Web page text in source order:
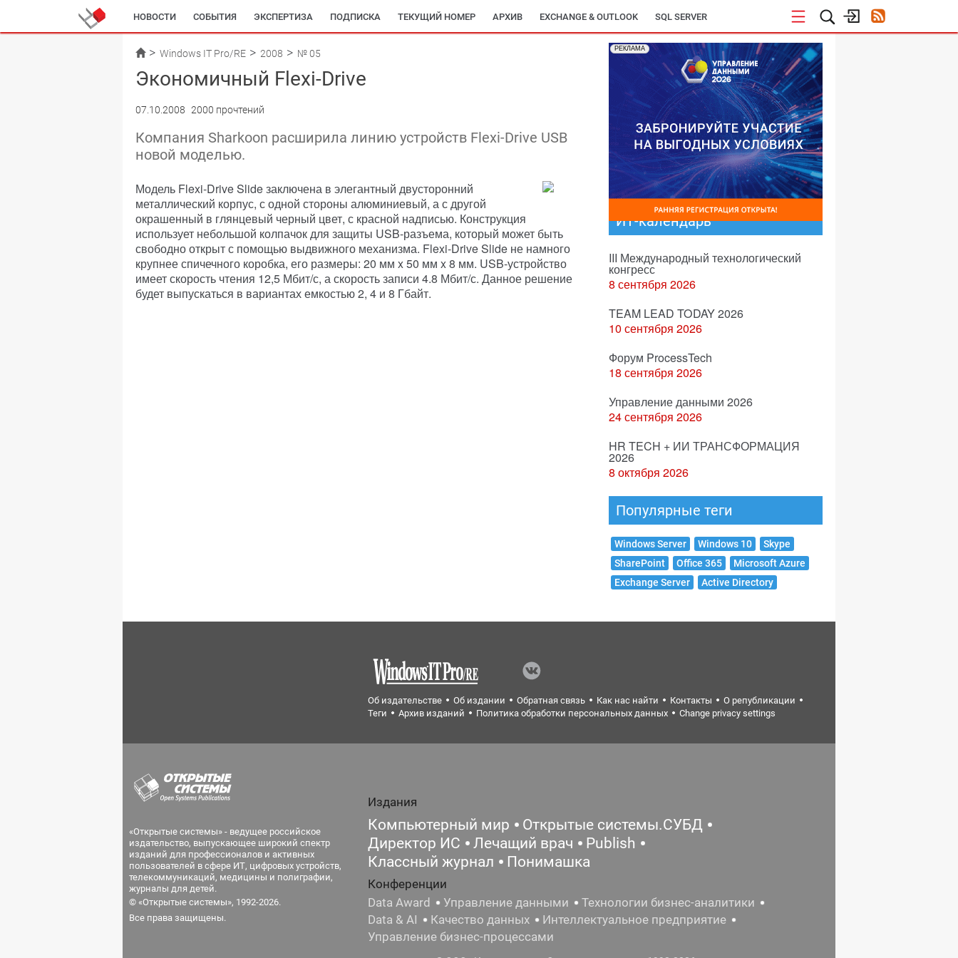
НОВОСТИ СОБЫТИЯ ЭКСПЕРТИЗА ПОДПИСКА ТЕКУЩИЙ НОМЕР АРХИВ EXCHANGE & OUTLOOK SQL SERVER
Windows IT Pro/RE 2008 № 05
Экономичный Flexi-Drive
07.10.2008 2000 прочтений
Компания Sharkoon расширила линию устройств Flexi-Drive USB
новой моделью.
Модель Flexi-Drive Slide заключена в элегантный двусторонний
металлический корпус, с одной стороны алюминиевый, а с другой
окрашенный в глянцевый черный цвет, с красной надписью. Конструкция
использует небольшой колпачок для защиты USB-разъема, который может быть
свободно открыт с помощью выдвижного механизма. Flexi-Drive Slide не намного
крупнее спичечного коробка, его размеры: 20 мм x 50 мм x 8 мм. USB-устройство
имеет скорость чтения 12,5 Мбит/с, а скорость записи 4.8 Мбит/с. Данное решение
будет выпускаться в вариантах емкостью 2, 4 и 8 Гбайт.
РЕКЛАМА
ИТ-календарь
III Международный технологический
конгресс
8 сентября 2026
TEAM LEAD TODAY 2026
10 сентября 2026
Форум ProcessTech
18 сентября 2026
Управление данными 2026
24 сентября 2026
HR TECH + ИИ ТРАНСФОРМАЦИЯ
2026
8 октября 2026
Популярные теги
Windows Server Windows 10
Skype
SharePoint
Office 365
Microsoft Azure
Exchange Server
Active Directory
Об издательстве Об издании Обратная связь Как нас найти Контакты
О републикации
Теги
Архив изданий Политика обработки персональных данных Change privacy settings
«Открытые системы» - ведущее российское
издательство, выпускающее широкий спектр
изданий для профессионалов и активных
пользователей в сфере ИТ, цифровых устройств,
телекоммуникаций, медицины и полиграфии,
журналы для детей.
© «Открытые системы», 1992-2026.
Все права защищены.
Издания
Компьютерный мир
Открытые системы.СУБД
Директор ИС
Лечащий врач
Publish
Классный журнал
Понимашка
Конференции
Data Award
Управление данными
Технологии бизнес-аналитики
Data & AI
Качество данных
Интеллектуальное предприятие
Управление бизнес-процессами